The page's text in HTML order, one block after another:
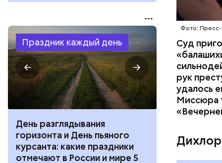
Праздник каждый день
День разглядывания
горизонта и День пьяного
курсанта: какие праздники
отмечают в России и мире 5
День
праздники
и мире 4
Фото: Пресс-
Суд
рук
удалось
Миссюра